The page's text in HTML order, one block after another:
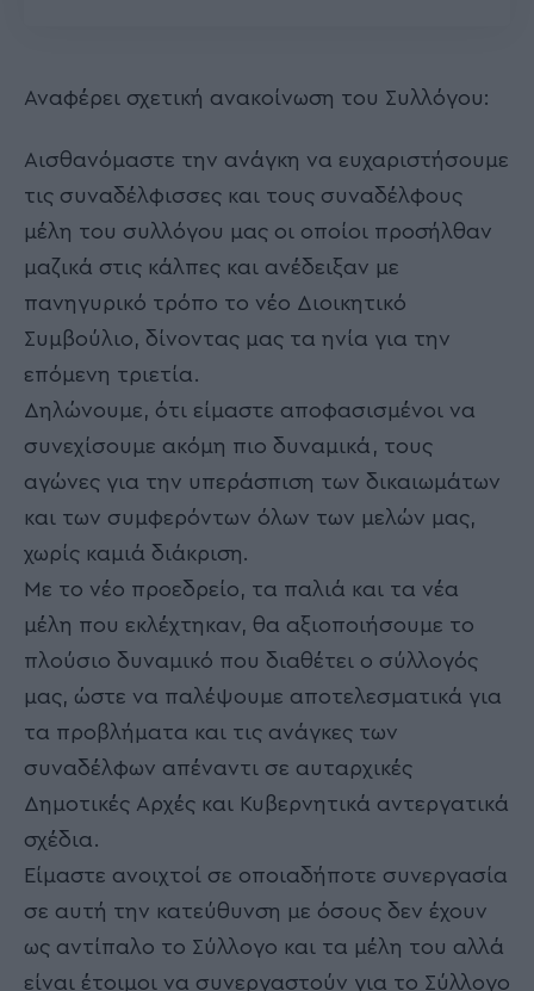
Αναφέρει σχετική ανακοίνωση του Συλλόγου:
Αισθανόμαστε την ανάγκη να ευχαριστήσουμε
τις συναδέλφισσες και τους συναδέλφους
μέλη του συλλόγου μας οι οποίοι προσήλθαν
μαζικά στις κάλπες και ανέδειξαν με
πανηγυρικό τρόπο το νέο Διοικητικό
Συμβούλιο, δίνοντας μας τα ηνία για την
επόμενη τριετία.
Δηλώνουμε, ότι είμαστε αποφασισμένοι να
συνεχίσουμε ακόμη πιο δυναμικά, τους
αγώνες για την υπεράσπιση των δικαιωμάτων
και των συμφερόντων όλων των μελών μας,
χωρίς καμιά διάκριση.
Με το νέο προεδρείο, τα παλιά και τα νέα
μέλη που εκλέχτηκαν, θα αξιοποιήσουμε το
πλούσιο δυναμικό που διαθέτει ο σύλλογός
μας, ώστε να παλέψουμε αποτελεσματικά για
τα προβλήματα και τις ανάγκες των
συναδέλφων απέναντι σε αυταρχικές
Δημοτικές Αρχές και Κυβερνητικά αντεργατικά
σχέδια.
Είμαστε ανοιχτοί σε οποιαδήποτε συνεργασία
σε αυτή την κατεύθυνση με όσους δεν έχουν
ως αντίπαλο το Σύλλογο και τα μέλη του αλλά
είναι έτοιμοι να συνεργαστούν για το Σύλλογο